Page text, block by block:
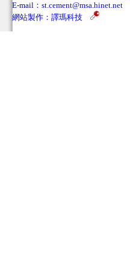
E-mail： st.cement@msa.hinet.net
網站製作： 譯瑪科技